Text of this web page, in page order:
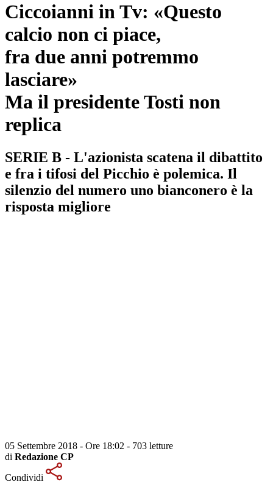
Ciccoianni in Tv: «Questo
calcio non ci piace,
fra due anni potremmo
lasciare»
Ma il presidente Tosti non
replica
SERIE B - L'azionista scatena il dibattito
e fra i tifosi del Picchio è polemica. Il
silenzio del numero uno bianconero è la
risposta migliore
05 Settembre 2018 - Ore 18:02 - 703 letture
di Redazione CP
Condividi